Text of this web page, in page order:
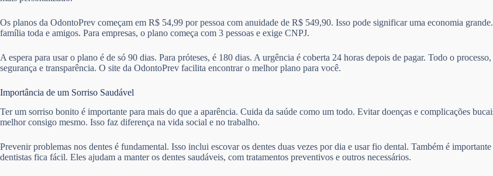
Os planos da OdontoPrev começam em R$ 54,99 por pessoa com anuidade de R$ 549,90. Isso pode significar uma economia
família toda e amigos. Para empresas, o plano começa com 3 pessoas e exige CNPJ.
A espera para usar o plano é de só 90 dias. Para próteses, é 180 dias. A urgência é coberta 24 horas depois de pagar. Todo o
segurança e transparência. O site da OdontoPrev facilita encontrar o melhor plano para você.
Importância de um Sorriso Saudável
Ter um sorriso bonito é importante para mais do que a aparência. Cuida da saúde como um todo. Evitar doenças e complicações
melhor consigo mesmo. Isso faz diferença na vida social e no trabalho.
Prevenir problemas nos dentes é fundamental. Isso inclui escovar os dentes duas vezes por dia e usar fio dental. Também é
dentistas fica fácil. Eles ajudam a manter os dentes saudáveis, com tratamentos preventivos e outros necessários.